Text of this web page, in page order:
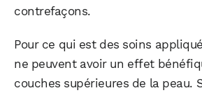
contrefaçons.
Pour ce qui est des soins
ne peuvent avoir un effet
couches supérieures de la peau.